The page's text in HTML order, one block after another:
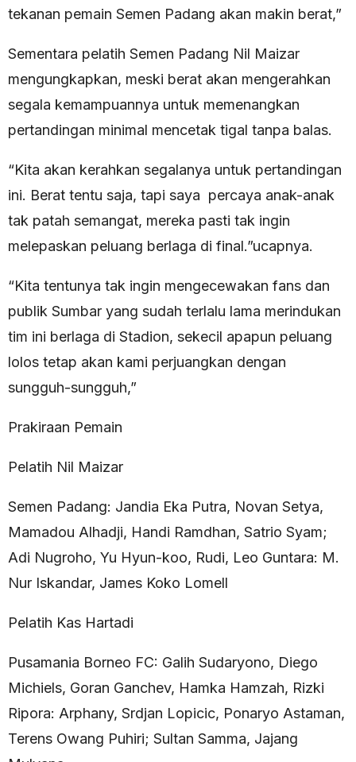
tekanan pemain Semen Padang akan makin berat,”
Sementara pelatih Semen Padang Nil Maizar
mengungkapkan, meski berat akan mengerahkan
segala kemampuannya untuk memenangkan
pertandingan minimal mencetak tigal tanpa balas.
“Kita akan kerahkan segalanya untuk pertandingan
ini. Berat tentu saja, tapi saya percaya anak-anak
tak patah semangat, mereka pasti tak ingin
melepaskan peluang berlaga di final.”ucapnya.
“Kita tentunya tak ingin mengecewakan fans dan
publik Sumbar yang sudah terlalu lama merindukan
tim ini berlaga di Stadion, sekecil apapun peluang
lolos tetap akan kami perjuangkan dengan
sungguh-sungguh,”
Prakiraan Pemain
Pelatih Nil Maizar
Semen Padang: Jandia Eka Putra, Novan Setya,
Mamadou Alhadji, Handi Ramdhan, Satrio Syam;
Adi Nugroho, Yu Hyun-koo, Rudi, Leo Guntara: M.
Nur Iskandar, James Koko Lomell
Pelatih Kas Hartadi
Pusamania Borneo FC: Galih Sudaryono, Diego
Michiels, Goran Ganchev, Hamka Hamzah, Rizki
Ripora: Arphany, Srdjan Lopicic, Ponaryo Astaman,
Terens Owang Puhiri; Sultan Samma, Jajang